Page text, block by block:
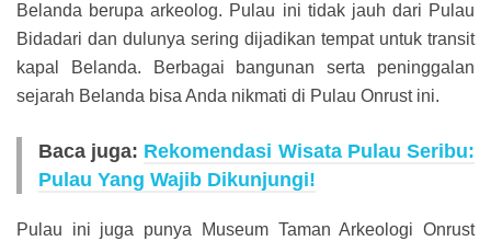
Belanda berupa arkeolog. Pulau ini tidak jauh dari Pulau
Bidadari dan dulunya sering dijadikan tempat untuk transit
kapal Belanda. Berbagai bangunan serta peninggalan
sejarah Belanda bisa Anda nikmati di Pulau Onrust ini.
Baca juga: Rekomendasi Wisata Pulau Seribu:
Pulau Yang Wajib Dikunjungi!
Pulau ini juga punya Museum Taman Arkeologi Onrust